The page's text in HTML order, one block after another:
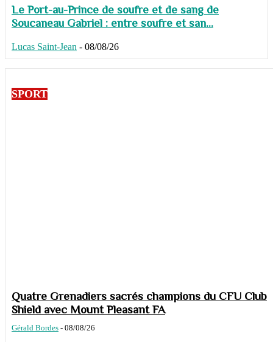
Le Port-au-Prince de soufre et de sang de
Soucaneau Gabriel : entre soufre et san...
Lucas Saint-Jean - 08/08/26
SPORT
Quatre Grenadiers sacrés champions du CFU Club
Shield avec Mount Pleasant FA
Gérald Bordes - 08/08/26